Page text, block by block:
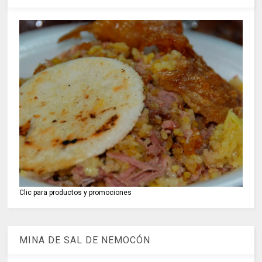
Clic para productos y promociones
MINA DE SAL DE NEMOCÓN